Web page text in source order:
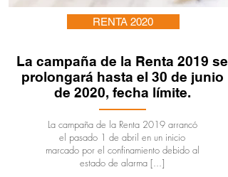
RENTA 2020
La campaña de la Renta 2019 se
prolongará hasta el 30 de junio
de 2020, fecha límite.
La campaña de la Renta 2019 arrancó
el pasado 1 de abril en un inicio
marcado por el confinamiento debido al
estado de alarma [...]